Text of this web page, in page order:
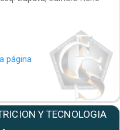
página
Y TECNOLOGIA